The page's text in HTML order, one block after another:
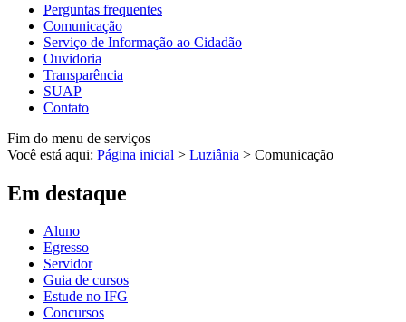
Perguntas frequentes
Comunicação
Serviço de Informação ao Cidadão
Ouvidoria
Transparência
SUAP
Contato
Fim do menu de serviços
Você está aqui: Página inicial > Luziânia > Comunicação
Em destaque
Aluno
Egresso
Servidor
Guia de cursos
Estude no IFG
Concursos